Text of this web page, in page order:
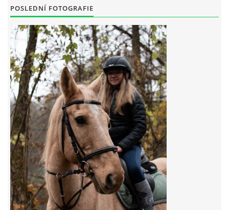
NÁHRADNÍ TERMÍN BRIGÁDY PRO TY KTEŘÍ SE
NEDOSTAVILI NA PODZIMNÍ BRIGÁDU
ČLENOVÉ RYCHVALDU 2023
7:4 (VELKÝ PÁTEK) KROUŽEK NEBUDE
JARNÍ BRIGÁDA 20.5.2023
DNE 17.11.2023 KROUŽEK JEZDECTVÍ NENÍ
DĚKUJEME MĚSTU RYCHVALD ZA DOTACI V ROCE 2023
POSLEDNÍ FOTOGRAFIE